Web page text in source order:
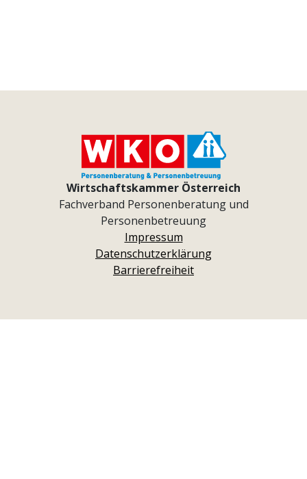
Wirtschaftskammer Österreich
Fachverband Personenberatung und
Personenbetreuung
Impressum
Datenschutzerklärung
Barrierefreiheit